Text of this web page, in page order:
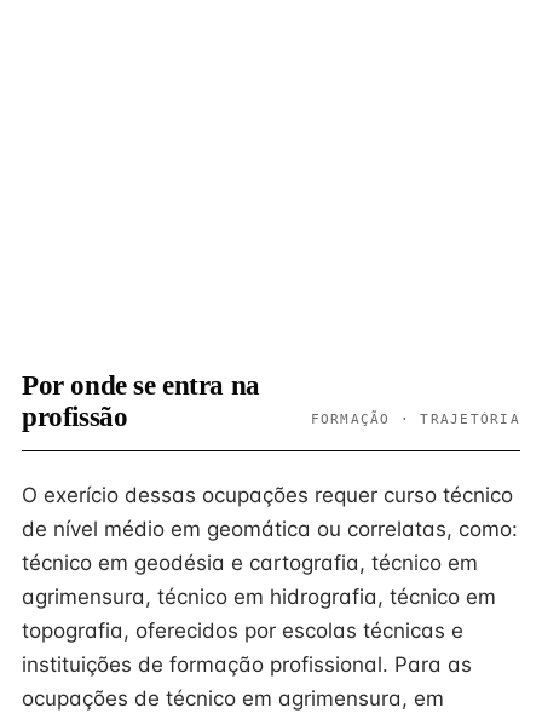
Por onde se entra na
profissão
FORMAÇÃO · TRAJETÓRIA
O exerício dessas ocupações requer curso técnico
de nível médio em geomática ou correlatas, como:
técnico em geodésia e cartografia, técnico em
agrimensura, técnico em hidrografia, técnico em
topografia, oferecidos por escolas técnicas e
instituições de formação profissional. Para as
ocupações de técnico em agrimensura, em